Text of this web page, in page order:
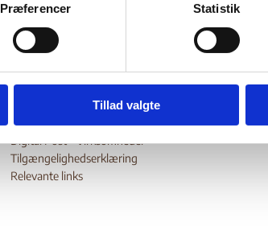
Præferencer Statistik
Tillad valgte
Digital Post - Borger
Digital Post - Virksomheder
Tilgængelighedserklæring
Relevante links